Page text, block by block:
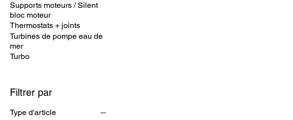
Supports moteurs / Silent
bloc moteur
Thermostats + joints
Turbines de pompe eau de
mer
Turbo
Filtrer par
Type d'article